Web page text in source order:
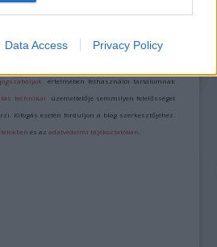
Data Access Privacy Policy
api/trackback/id/7929664
értelmében felhasználói tartalomnak
technikai üzemeltetője semmilyen felelősséget
Kifogás esetén forduljon a blog szerkesztőjéhez.
és azadatvédelmi tájékoztatóban